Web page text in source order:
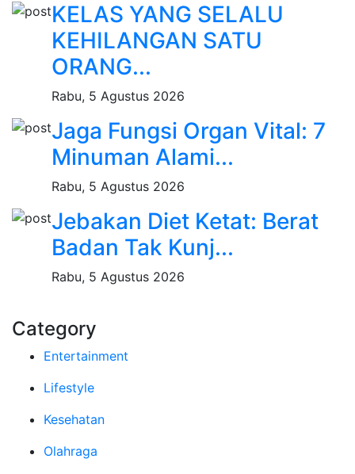
KELAS YANG SELALU
KEHILANGAN SATU
ORANG...
Rabu, 5 Agustus 2026
Jaga Fungsi Organ Vital: 7
Minuman Alami...
Rabu, 5 Agustus 2026
Jebakan Diet Ketat: Berat
Badan Tak Kunj...
Rabu, 5 Agustus 2026
Category
Entertainment
Lifestyle
Kesehatan
Olahraga